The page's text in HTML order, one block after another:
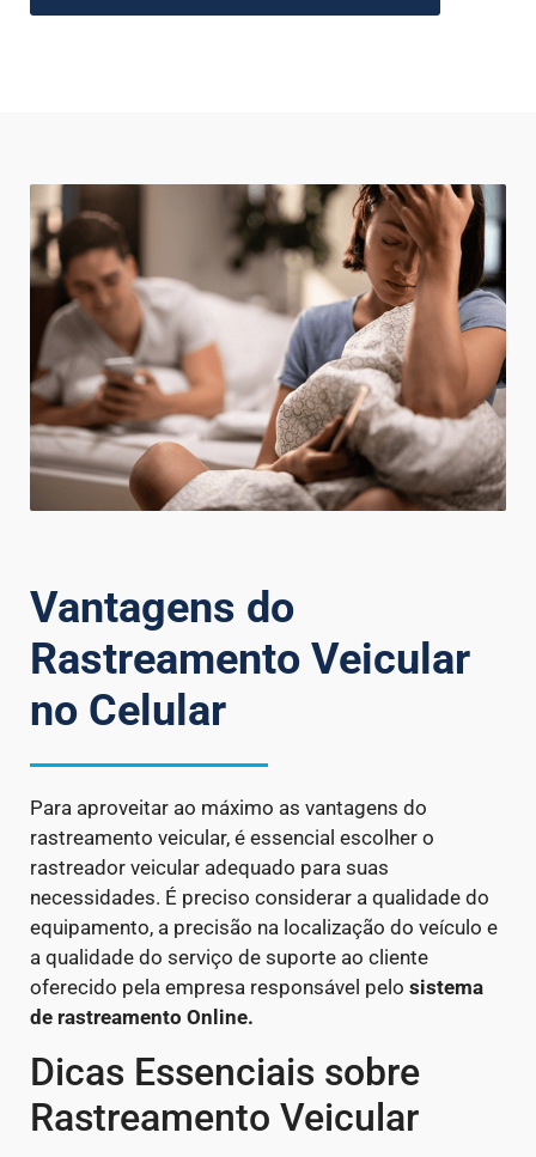
Vantagens do
Rastreamento Veicular
no Celular
Para aproveitar ao máximo as vantagens do
rastreamento veicular, é essencial escolher o
rastreador veicular adequado para suas
necessidades. É preciso considerar a qualidade do
equipamento, a precisão na localização do veículo e
a qualidade do serviço de suporte ao cliente
oferecido pela empresa responsável pelo sistema
de rastreamento Online.
Dicas Essenciais sobre
Rastreamento Veicular